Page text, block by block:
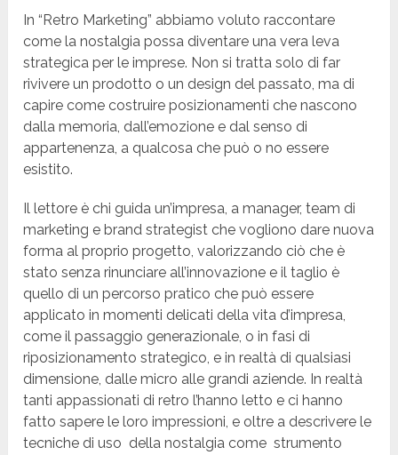
In “Retro Marketing” abbiamo voluto raccontare
come la nostalgia possa diventare una vera leva
strategica per le imprese. Non si tratta solo di far
rivivere un prodotto o un design del passato, ma di
capire come costruire posizionamenti che nascono
dalla memoria, dall’emozione e dal senso di
appartenenza, a qualcosa che può o no essere
esistito.
Il lettore è chi guida un’impresa, a manager, team di
marketing e brand strategist che vogliono dare nuova
forma al proprio progetto, valorizzando ciò che è
stato senza rinunciare all’innovazione e il taglio è
quello di un percorso pratico che può essere
applicato in momenti delicati della vita d’impresa,
come il passaggio generazionale, o in fasi di
riposizionamento strategico, e in realtà di qualsiasi
dimensione, dalle micro alle grandi aziende. In realtà
tanti appassionati di retro l’hanno letto e ci hanno
fatto sapere le loro impressioni, e oltre a descrivere le
tecniche di uso della nostalgia come strumento